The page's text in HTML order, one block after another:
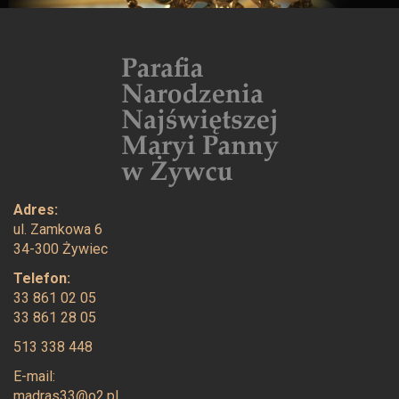
Adres:
ul. Zamkowa 6
34-300 Żywiec
Telefon:
33 861 02 05
33 861 28 05
513 338 448
E-mail: